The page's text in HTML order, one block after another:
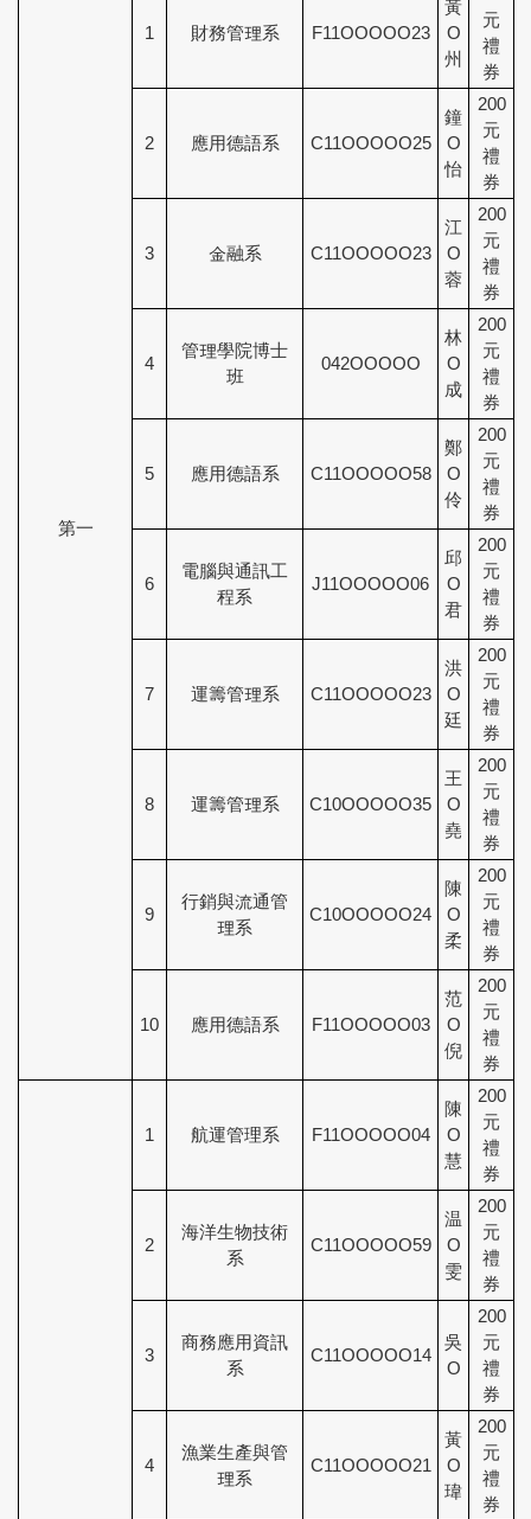
第一
1 財務管理系 F11OOOOO23
黃
O
州
元
禮
券
2 應用德語系 C11OOOOO25
鐘
O
怡
200
元
禮
券
3 金融系 C11OOOOO23
江
O
蓉
200
元
禮
券
4
管理學院博士
班
042OOOOO
林
O
成
200
元
禮
券
5 應用德語系 C11OOOOO58
鄭
O
伶
200
元
禮
券
6
電腦與通訊工
程系
J11OOOOO06
邱
O
君
200
元
禮
券
7 運籌管理系 C11OOOOO23
洪
O
廷
200
元
禮
券
8 運籌管理系 C10OOOOO35
王
O
堯
200
元
禮
券
9
行銷與流通管
理系
C10OOOOO24
陳
O
柔
200
元
禮
券
10 應用德語系 F11OOOOO03
范
O
倪
200
元
禮
券
1 航運管理系 F11OOOOO04
陳
O
慧
200
元
禮
券
2
海洋生物技術
系
C11OOOOO59
温
O
雯
200
元
禮
券
3
商務應用資訊
系
C11OOOOO14
吳
O
200
元
禮
券
4
漁業生產與管
理系
C11OOOOO21
黃
O
瑋
200
元
禮
券